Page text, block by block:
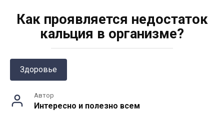
Как проявляется недостаток
кальция в организме?
Здоровье
Автор
Интересно и полезно всем